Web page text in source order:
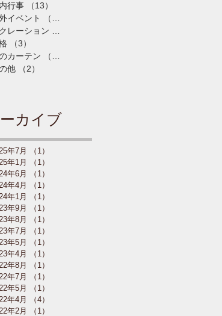
行事
（13）
イベント
（5）
レーション
（3）
カーテン
（3）
他
（2）
カイブ
年7月 （1）
年1月
（1）
年6月
（1）
年4月
（1）
年1月
（1）
年9月
（1）
年8月
（1）
年7月
（1）
年5月
（1）
年4月
（1）
年8月
（1）
年7月
（1）
年5月
（1）
年4月
（4）
年2月
（1）